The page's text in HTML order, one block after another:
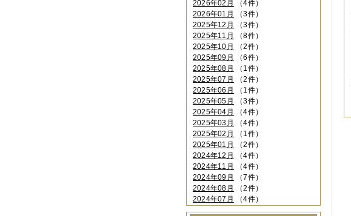
2026年02月
（4件）
2026年01月
（3件）
2025年12月
（3件）
2025年11月
（8件）
2025年10月
（2件）
2025年09月
（6件）
2025年08月
（1件）
2025年07月
（2件）
2025年06月
（1件）
2025年05月
（3件）
2025年04月
（4件）
2025年03月
（4件）
2025年02月
（1件）
2025年01月
（2件）
2024年12月
（4件）
2024年11月
（4件）
2024年09月
（7件）
2024年08月
（2件）
2024年07月
（4件）
2024年06月（4件）